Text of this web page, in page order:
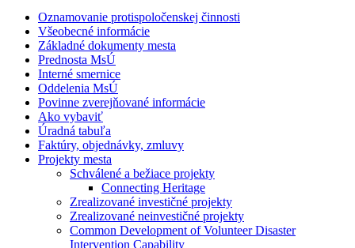
Oznamovanie protispoločenskej činnosti
Všeobecné informácie
Základné dokumenty mesta
Prednosta MsÚ
Interné smernice
Oddelenia MsÚ
Povinne zverejňované informácie
Ako vybaviť
Úradná tabuľa
Faktúry, objednávky, zmluvy
Projekty mesta
Schválené a bežiace projekty
Connecting Heritage
Zrealizované investičné projekty
Zrealizované neinvestičné projekty
Common Development of Volunteer Disaster
Intervention Capability